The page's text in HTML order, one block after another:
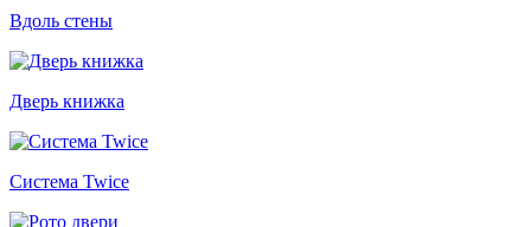
Вдоль стены
Дверь книжка
Система Twice